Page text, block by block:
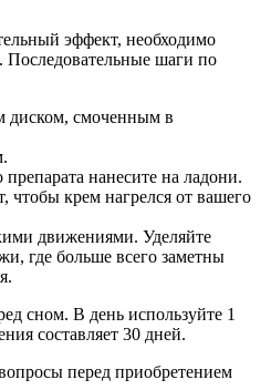
эффект, необходимо
Последовательные шаги по
диском, смоченным в
нанесите на ладони.
чтобы крем нагрелся от вашего
движениями. Уделяйте
где больше всего заметны
сном. В день используйте 1
составляет 30 дней.
перед приобретением